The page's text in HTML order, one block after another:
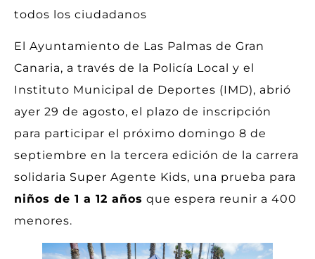
todos los ciudadanos
El Ayuntamiento de Las Palmas de Gran
Canaria, a través de la Policía Local y el
Instituto Municipal de Deportes (IMD), abrió
ayer 29 de agosto, el plazo de inscripción
para participar el próximo domingo 8 de
septiembre en la tercera edición de la carrera
solidaria Super Agente Kids, una prueba para
niños de 1 a 12 años que espera reunir a 400
menores.